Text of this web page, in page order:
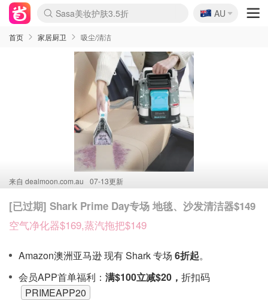
lululemon折扣上新
Sasa美妆护肤3.5折
SSENSE年中3折
FreshBeauty好价汇总
Cettire降价+叠9折
Farfetch折上8折
WWS Coles超市实拍
viagogo二手票捡漏
Myer清仓1折起
The Outnet奢牌1折起
David Jones 3折起
Flannels大牌1折
Perfumes Club护肤1折
AMIRO返校季6.2折
Oweek抽奖送Airpods
Amazon折扣汇总
eToro入金$200送$50
Amazon数码好物
ICONIC本周7.5折
ThedoubleF高奢地板价
Moose Knuckles 6折
丝芙兰5折起
EUFY官网3.7折起
Selenichast首饰2折
Trip机票酒店促销
YSL送5件彩妆礼
Amazon家居好物
BIGBANG巡演开票
David Jones时尚3折
Amazon美妆护肤
雅漾大喷$8
过敏原检测盒$33
伊索独家赠50ml沐浴露
科颜氏清仓3折
SEALIFE海洋馆门票6折
丝塔芙大白罐$16
订阅Newsletter送香薰
Cult Beauty 6.8折
Harrods圣诞日历2.3折
LN-CC奢牌私促3折
d'Alba空姐喷雾$16
EVE LOM套装逆天2折
Bernardelli独家4折
Adore Beauty 6折起
CT圣诞日历
Mytheresa奢品2.7折
Luxury Escapes 9折
Currentbody美容仪9折
卡诗9折+赠4件礼
MOON Garden Live
ALLSAINTS美衣3折
Roborock扫地机3.7折
Tingo Life水杯$24
Valentino官网5折
CR洗发护发6.3折
🇦🇺
AU
首页 家居厨卫 吸尘/清洁
来自 dealmoon.com.au 07-13更新
[已过期] Shark Prime Day专场 地毯、沙发清洁器$149
空气净化器$169,蒸汽拖把$149
Amazon澳洲亚马逊 现有 Shark 专场 6折起。
会员APP首单福利： 满$100立减$20， 折扣码
PRIMEAPP20